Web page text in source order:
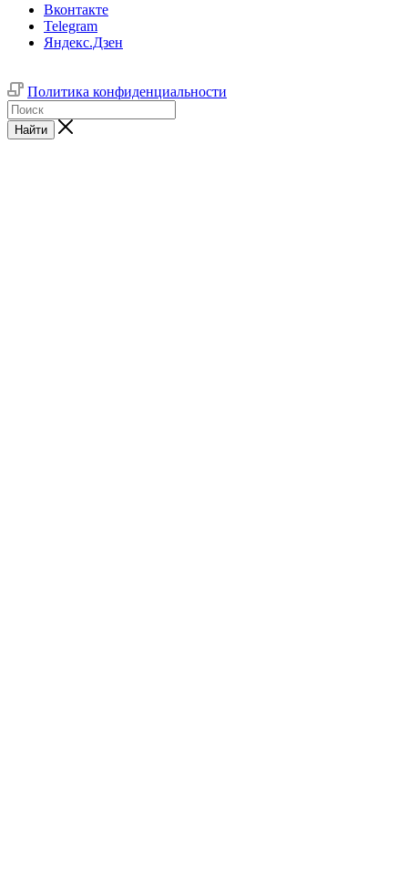
Вконтакте
Telegram
Яндекс.Дзен
Политика конфиденциальности
Найти